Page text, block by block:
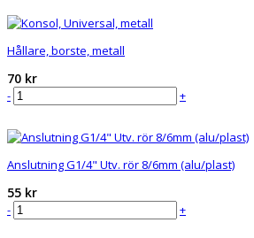
Hållare, borste, metall
70 kr
- +
Anslutning G1/4" Utv. rör 8/6mm (alu/plast)
55 kr
- +